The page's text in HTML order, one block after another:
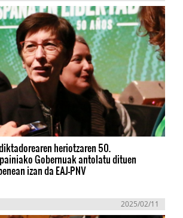
heriotzaren 50.
Gobernuak antolatu dituen
izan da EAJ-PNV
2025/02/11